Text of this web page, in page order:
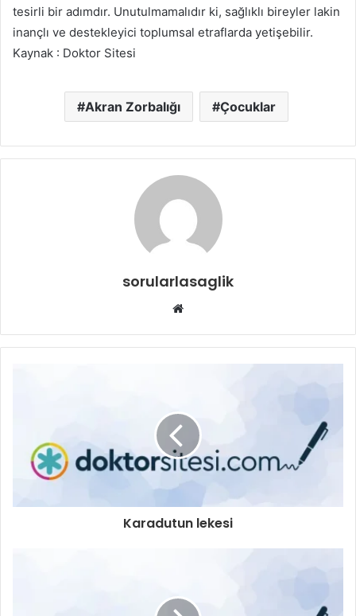
tesirli bir adımdır. Unutulmamalıdır ki, sağlıklı bireyler lakin
inançlı ve destekleyici toplumsal etraflarda yetişebilir.
Kaynak : Doktor Sitesi
Akran Zorbalığı Çocuklar
sorularlasaglik
Web
Karadutun lekesi